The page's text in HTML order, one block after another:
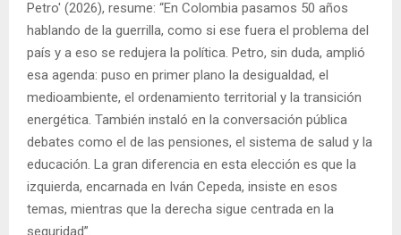
Petro' (2026), resume: “En Colombia pasamos 50 años
hablando de la guerrilla, como si ese fuera el problema del
país y a eso se redujera la política. Petro, sin duda, amplió
esa agenda: puso en primer plano la desigualdad, el
medioambiente, el ordenamiento territorial y la transición
energética. También instaló en la conversación pública
debates como el de las pensiones, el sistema de salud y la
educación. La gran diferencia en esta elección es que la
izquierda, encarnada en Iván Cepeda, insiste en esos
temas, mientras que la derecha sigue centrada en la
seguridad”.